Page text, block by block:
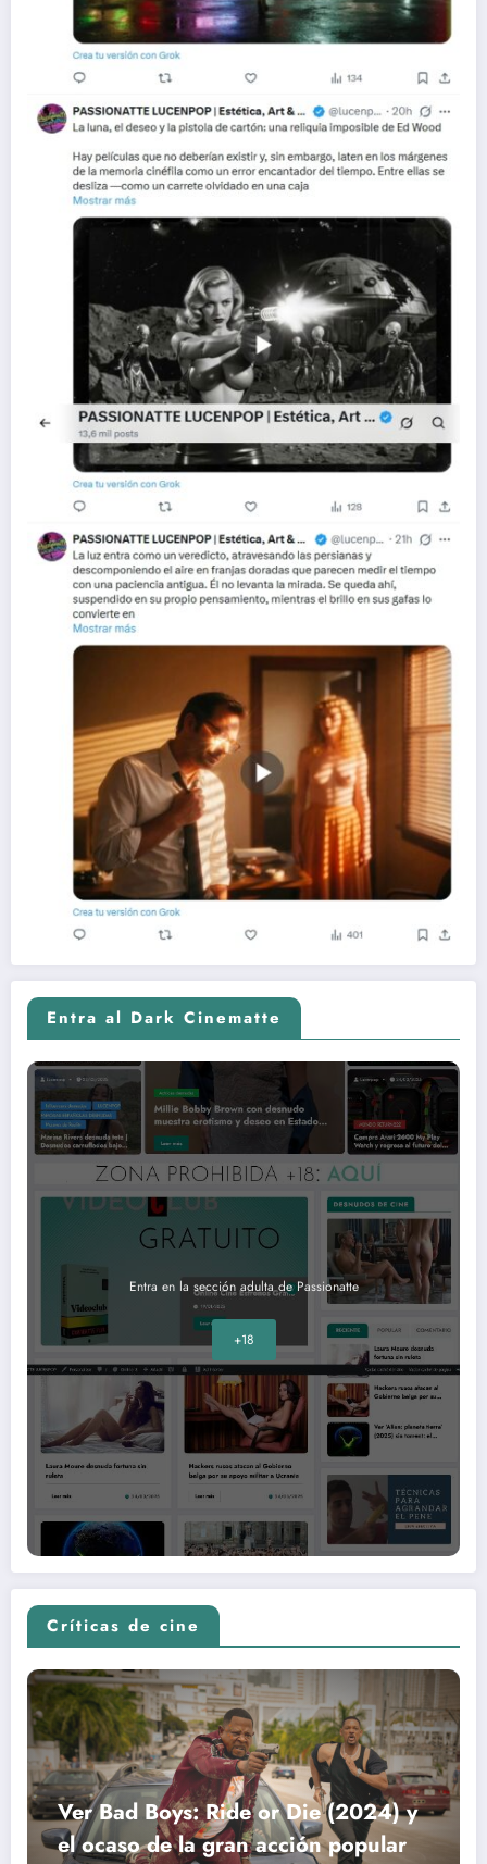
Entra al Dark Cinematte
Entra en la sección adulta de Passionatte
+18
Críticas de cine
Ver Bad Boys: Ride or Die (2024) y
el ocaso de la gran acción popular